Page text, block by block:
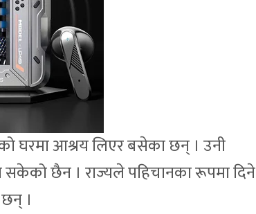
घरमा आश्रय लिएर बसेका छन् । उनी
सकेको छैन । राज्यले पहिचानका रूपमा दिने
।